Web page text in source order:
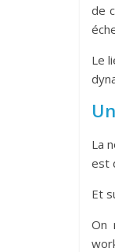
de
Le
La
est
Et
On